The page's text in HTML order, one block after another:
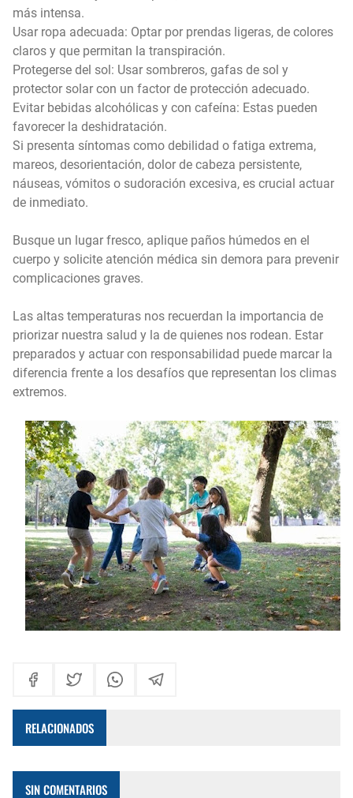
más intensa.
Usar ropa adecuada: Optar por prendas ligeras, de colores
claros y que permitan la transpiración.
Protegerse del sol: Usar sombreros, gafas de sol y
protector solar con un factor de protección adecuado.
Evitar bebidas alcohólicas y con cafeína: Estas pueden
favorecer la deshidratación.
Si presenta síntomas como debilidad o fatiga extrema,
mareos, desorientación, dolor de cabeza persistente,
náuseas, vómitos o sudoración excesiva, es crucial actuar
de inmediato.
Busque un lugar fresco, aplique paños húmedos en el
cuerpo y solicite atención médica sin demora para prevenir
complicaciones graves.
Las altas temperaturas nos recuerdan la importancia de
priorizar nuestra salud y la de quienes nos rodean. Estar
preparados y actuar con responsabilidad puede marcar la
diferencia frente a los desafíos que representan los climas
extremos.
RELACIONADOS
SIN COMENTARIOS